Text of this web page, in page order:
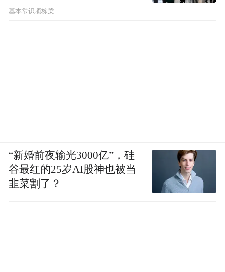
基本常识项栋梁
“新婚前夜输光3000亿”，硅
谷最红的25岁AI股神也被当
韭菜割了？